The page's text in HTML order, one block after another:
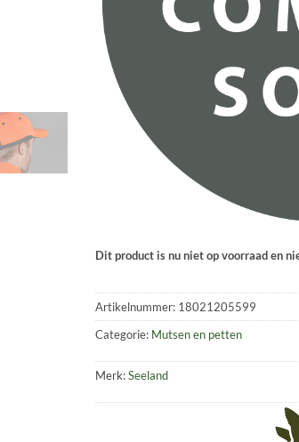
Dit product is nu niet op voorraad en
Artikelnummer: 18021205599
Categorie: Mutsen en petten
Merk:Seeland